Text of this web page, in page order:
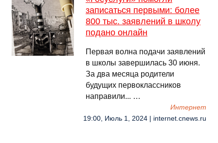
записаться первыми: более
800 тыс. заявлений в школу
подано онлайн
Первая волна подачи заявлений
в школы завершилась 30 июня.
За два месяца родители
будущих первоклассников
направили... …
Интернет
19:00, Июль 1, 2024 | internet.cnews.ru